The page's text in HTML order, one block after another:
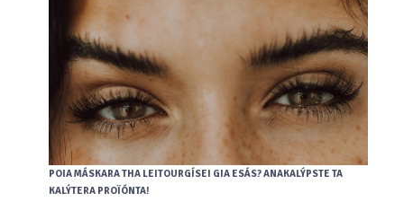
POIA MÁSKARA THA LEITOURGÍSEI GIA ESÁS? ANAKALÝPSTE TA
KALÝTERA PROÏÓNTA!